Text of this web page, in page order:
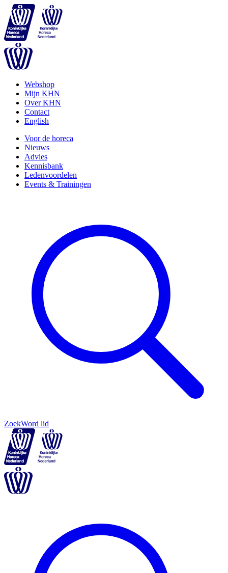
Webshop
Mijn KHN
Over KHN
Contact
English
Voor de horeca
Nieuws
Advies
Kennisbank
Ledenvoordelen
Events & Trainingen
ZoekWord lid